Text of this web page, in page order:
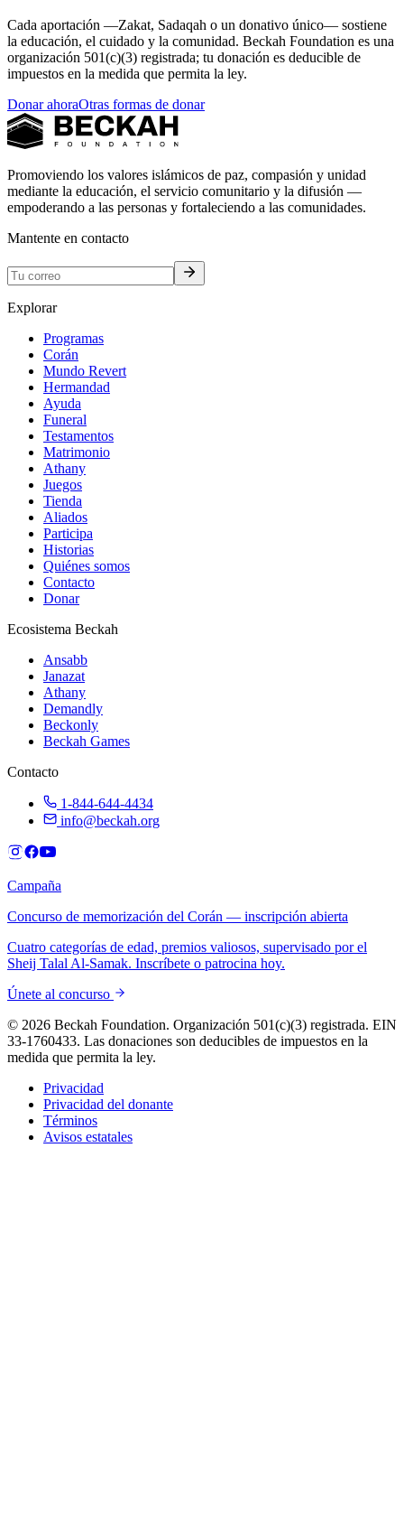
Cada aportación —Zakat, Sadaqah o un donativo único— sostiene
la educación, el cuidado y la comunidad. Beckah Foundation es una
organización 501(c)(3) registrada; tu donación es deducible de
impuestos en la medida que permita la ley.
Donar ahoraOtras formas de donar
Promoviendo los valores islámicos de paz, compasión y unidad
mediante la educación, el servicio comunitario y la difusión —
empoderando a las personas y fortaleciendo a las comunidades.
Mantente en contacto
Explorar
Programas
Corán
Mundo Revert
Hermandad
Ayuda
Funeral
Testamentos
Matrimonio
Athany
Juegos
Tienda
Aliados
Participa
Historias
Quiénes somos
Contacto
Donar
Ecosistema Beckah
Ansabb
Janazat
Athany
Demandly
Beckonly
Beckah Games
Contacto
1-844-644-4434
info@beckah.org
Campaña
Concurso de memorización del Corán — inscripción abierta
Cuatro categorías de edad, premios valiosos, supervisado por el
Sheij Talal Al-Samak. Inscríbete o patrocina hoy.
Únete al concurso
© 2026 Beckah Foundation. Organización 501(c)(3) registrada. EIN
33-1760433. Las donaciones son deducibles de impuestos en la
medida que permita la ley.
Privacidad
Privacidad del donante
Términos
Avisos estatales